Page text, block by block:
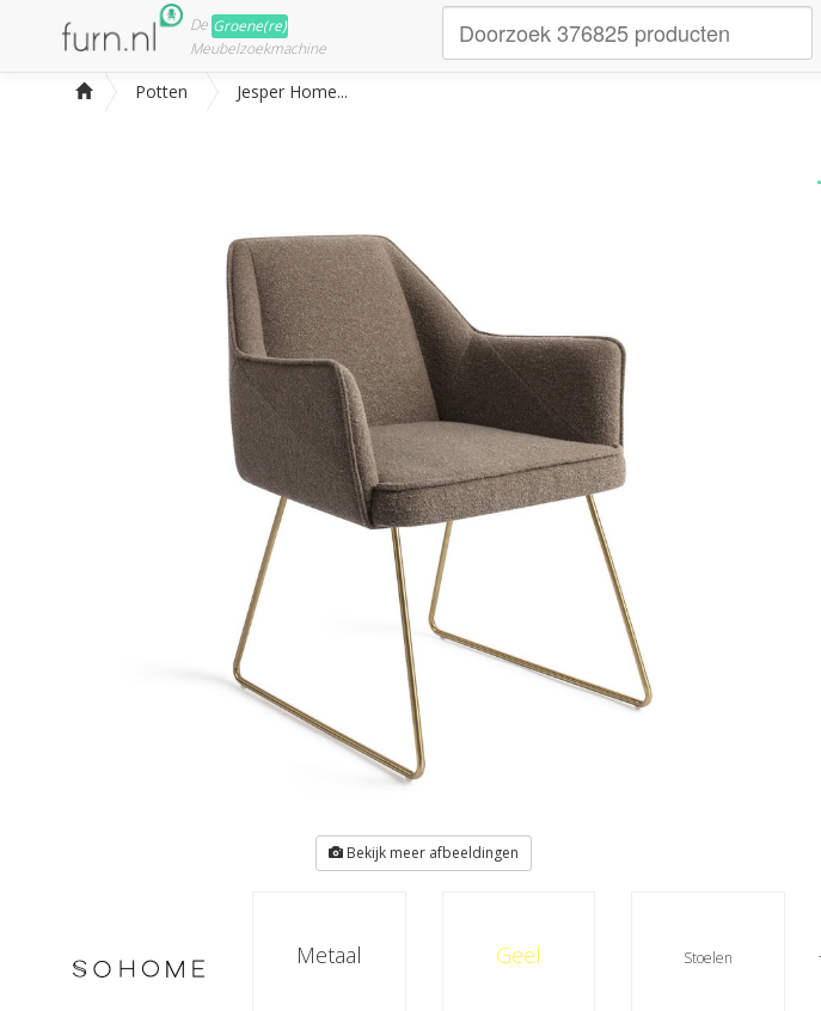
De Groene(re)
Meubelzoekmachine
Potten Jesper Home...
Bekijk meer afbeeldingen
Metaal Geel Stoelen